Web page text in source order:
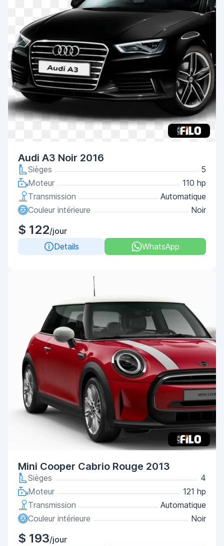
Audi A3 Noir 2016
Sièges
5
Moteur
110 hp
Transmission
Automatique
Couleur intérieure
Noir
$ 122/jour
Details
WhatsApp
Mini Cooper Cabrio Rouge 2013
Sièges
4
Moteur
121 hp
Transmission
Automatique
Couleur intérieure
Noir
$ 193/jour